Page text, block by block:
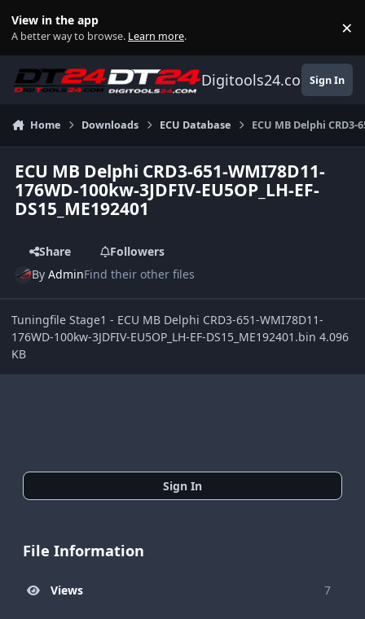
View in the app
A better way to browse. Learn more. ×
Digitools24.comSign In
Home Downloads ECU Database ECU MB Delphi CRD3-
ECU MB Delphi CRD3-651-WMI78D11-
176WD-100kw-3JDFIV-EU5OP_LH-EF-
DS15_ME192401
Share
Followers
ByAdminFind their other files
Tuningfile Stage1 - ECU MB Delphi CRD3-651-WMI78D11-
176WD-100kw-3JDFIV-EU5OP_LH-EF-DS15_ME192401.bin 4.096
KB
Sign In
File Information
Views 7